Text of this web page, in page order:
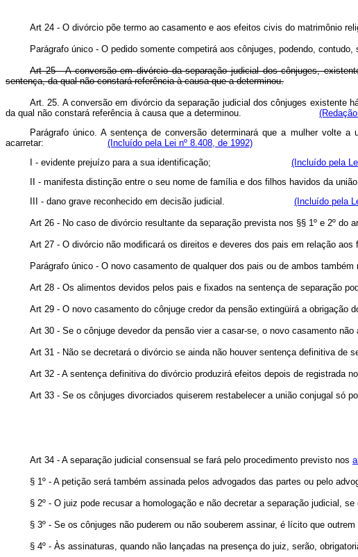
Art 24 - O divórcio põe termo ao casamento e aos efeitos civis do matrimônio
Parágrafo único - O pedido somente competirá aos cônjuges, podendo,
Art 25 - A conversão em divórcio da separação judicial dos cônjuges,
sentença, da qual não constará referência à causa que a determinou.
Art. 25. A conversão em divórcio da separação judicial dos cônjuges existente
da qual não constará referência à causa que a determinou.
Parágrafo único. A sentença de conversão determinará que a mulher volte
acarretar: (Incluído pela Lei nº 8.408, de 1992)
I - evidente prejuízo para a sua identificação; (Incluído pela
II - manifesta distinção entre o seu nome de família e dos filhos
III - dano grave reconhecido em decisão judicial. (Incluído pela
Art 26 - No caso de divórcio resultante da separação prevista nos §§ 1º e 2º
Art 27 - O divórcio não modificará os direitos e deveres dos pais em relação aos
Parágrafo único - O novo casamento de qualquer dos pais ou de ambos
Art 28 - Os alimentos devidos pelos pais e fixados na sentença de separação
Art 29 - O novo casamento do cônjuge credor da pensão extingüirá a obrigação
Art 30 - Se o cônjuge devedor da pensão vier a casar-se, o novo casamento não
Art 31 - Não se decretará o divórcio se ainda não houver sentença definitiva de
Art 32 - A sentença definitiva do divórcio produzirá efeitos depois de registrada
Art 33 - Se os cônjuges divorciados quiserem restabelecer a união conjugal só
Art 34 - A separação judicial consensual se fará pelo procedimento previsto nos
§ 1º - A petição será também assinada pelos advogados das partes ou pelo
§ 2º - O juiz pode recusar a homologação e não decretar a separação judicial,
§ 3º - Se os cônjuges não puderem ou não souberem assinar, é lícito que
§ 4º - Às assinaturas, quando não lançadas na presença do juiz, serão,